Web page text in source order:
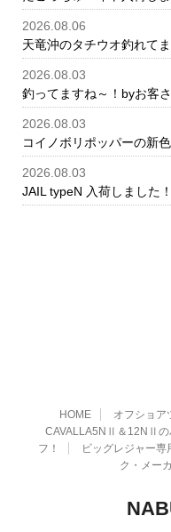
2026.08.06
天竜沖のタチウオ釣れて
2026.08.03
釣ってますね～！byお客
2026.08.03
コイノボリポッパーの新
2026.08.03
JAIL typeN 入荷しました！
HOME オフショア
CAVALLA5NⅡ＆12NⅡの
フ！
ビッグレジャー専
ク・メー